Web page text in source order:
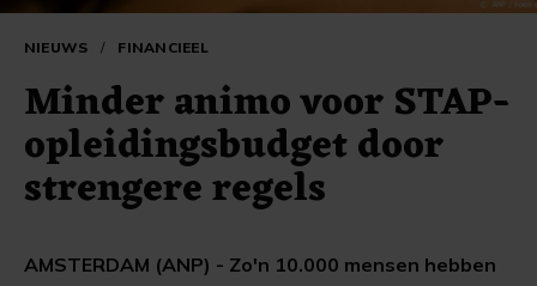
NIEUWS / FINANCIEEL
Minder animo voor STAP-
opleidingsbudget door
strengere regels
AMSTERDAM (ANP) - Zo'n 10.000 mensen hebben